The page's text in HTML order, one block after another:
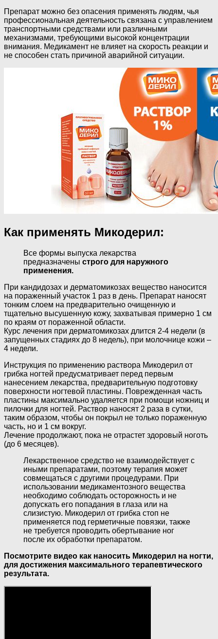
Препарат можно без опасения применять людям, чья
профессиональная деятельность связана с управлением
транспортными средствами или различными
механизмами, требующими высокой концентрации
внимания. Медикамент не влияет на скорость реакции и
не способен стать причиной аварийной ситуации.
Как применять Микодерил:
Все формы выпуска лекарства
предназначены строго для наружного
применения.
При кандидозах и дерматомикозах вещество наносится
на пораженный участок 1 раз в день. Препарат наносят
тонким слоем на предварительно очищенную и
тщательно высушенную кожу, захватывая примерно 1 см
по краям от пораженной области.
Курс лечения при дерматомикозах длится 2-4 недели (в
запущенных стадиях до 8 недель), при молочнице кожи –
4 недели.
Инструкция по применению раствора Микодерил от
грибка ногтей предусматривает перед первым
нанесением лекарства, предварительную подготовку
поверхности ногтевой пластины. Поврежденная часть
пластины максимально удаляется при помощи ножниц и
пилочки для ногтей. Раствор наносят 2 раза в сутки,
таким образом, чтобы он покрыл не только пораженную
часть, но и 1 см вокруг.
Лечение продолжают, пока не отрастет здоровый ноготь
(до 6 месяцев).
Лекарственное средство не взаимодействует с
иными препаратами, поэтому терапия может
совмещаться с другими процедурами. При
использовании медикаментозного вещества
необходимо соблюдать осторожность и не
допускать его попадания в глаза или на
слизистую. Микодерил от грибка стоп не
применяется под герметичные повязки, также
не требуется проводить обертывание ног
после их обработки препаратом.
Посмотрите видео как наносить Микодерил на ногти,
для достижения максимального терапевтического
результата.